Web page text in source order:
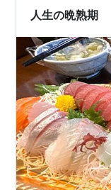
う」と思った瞬
人生の晩熟期